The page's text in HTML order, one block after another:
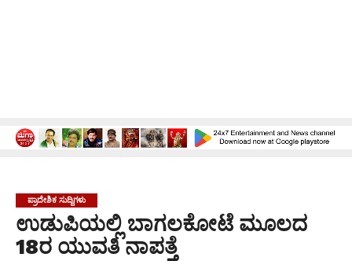
ಪ್ರಾದೇಶಿಕ ಸುದ್ದಿಗಳು
ಉಡುಪಿಯಲ್ಲಿ ಬಾಗಲಕೋಟೆ ಮೂಲದ
18ರ ಯುವತಿ ನಾಪತ್ತೆ